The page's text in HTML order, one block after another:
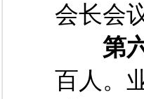
会长会
第
百人。